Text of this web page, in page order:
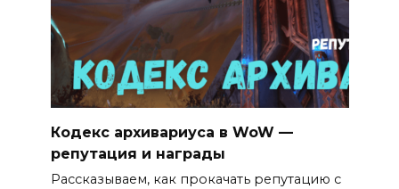
Кодекс архивариуса в WoW —
репутация и награды
Рассказываем, как прокачать репутацию с